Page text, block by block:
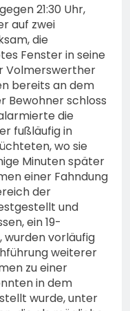
21:30 Uhr,
auf zwei
die
Fenster in seine
Volmerswerther
bereits an dem
Bewohner schloss
die
fußläufig in
wo sie
Minuten später
einer Fahndung
der
und
ein 19-
wurden vorläufig
weiterer
zu einer
in dem
wurde, unter